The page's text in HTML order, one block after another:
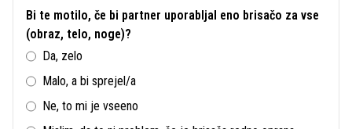
Bi te motilo, če bi partner uporabljal eno brisačo za vse
(obraz, telo, noge)?
Da, zelo
Malo, a bi sprejel/a
Ne, to mi je vseeno